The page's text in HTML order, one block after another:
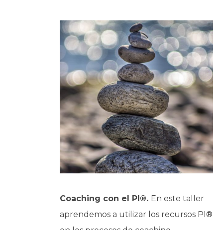
Coaching con el PI®. En este taller
aprendemos a utilizar los recursos PI®